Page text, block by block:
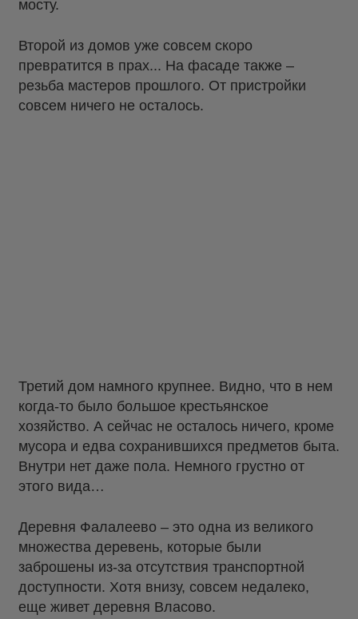
мосту.
Второй из домов уже совсем скоро
превратится в прах... На фасаде также –
резьба мастеров прошлого. От пристройки
совсем ничего не осталось.
Третий дом намного крупнее. Видно, что в нем
когда-то было большое крестьянское
хозяйство. А сейчас не осталось ничего, кроме
мусора и едва сохранившихся предметов быта.
Внутри нет даже пола. Немного грустно от
этого вида…
Деревня Фалалеево – это одна из великого
множества деревень, которые были
заброшены из-за отсутствия транспортной
доступности. Хотя внизу, совсем недалеко,
еще живет деревня Власово.